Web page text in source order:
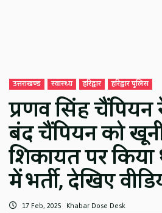
उत्तराखण्ड स्वास्थ्य हरिद्वार हरिद्वार पुलिस
प्रणव सिंह
बंद चैंपियन को
शिकायत पर
में भर्ती, देखिए
17 Feb, 2025 Khabar Dose Desk